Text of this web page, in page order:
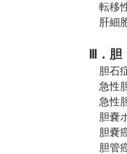
転移
肝細
Ⅲ．
胆石
急性
急性
胆嚢
胆嚢
胆管